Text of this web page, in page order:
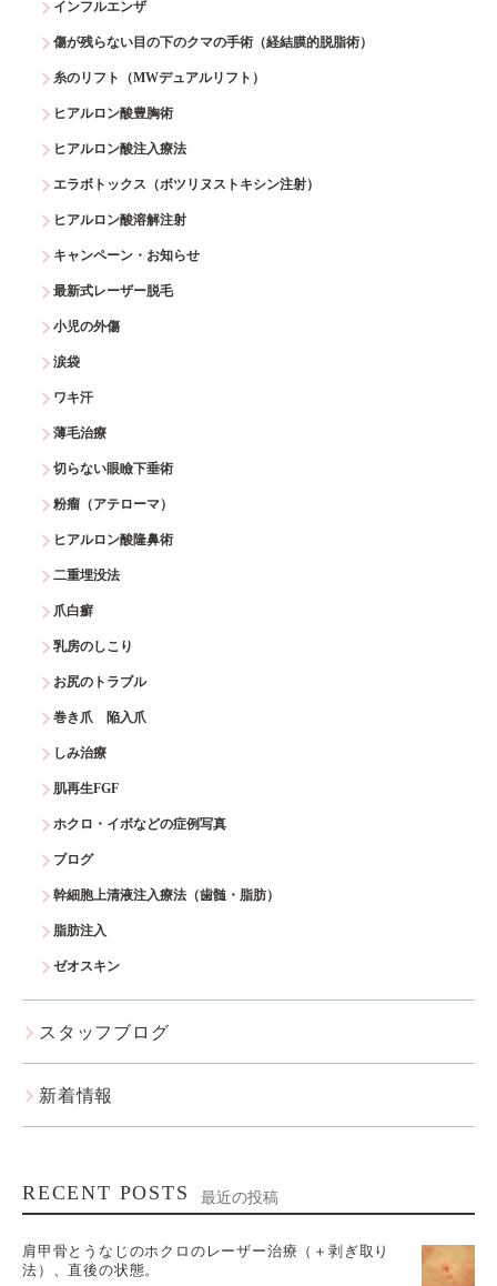
インフルエンザ
傷が残らない目の下のクマの手術（経結膜的脱脂術）
糸のリフト（MWデュアルリフト）
ヒアルロン酸豊胸術
ヒアルロン酸注入療法
エラボトックス（ボツリヌストキシン注射）
ヒアルロン酸溶解注射
キャンペーン・お知らせ
最新式レーザー脱毛
小児の外傷
涙袋
ワキ汗
薄毛治療
切らない眼瞼下垂術
粉瘤（アテローマ）
ヒアルロン酸隆鼻術
二重埋没法
爪白癬
乳房のしこり
お尻のトラブル
巻き爪 陥入爪
しみ治療
肌再生FGF
ホクロ・イボなどの症例写真
ブログ
幹細胞上清液注入療法（歯髄・脂肪）
脂肪注入
ゼオスキン
スタッフブログ
新着情報
RECENT POSTS 最近の投稿
肩甲骨とうなじのホクロのレーザー治療（＋剥ぎ取り
法）、直後の状態。